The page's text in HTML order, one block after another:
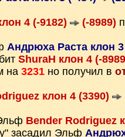
4 (-9182) (-8989)
Андрюха Раста клон
ShuraH клон 4 (-
на 3231 но получил в
клон 4 (3390)
Bender Rodriguez
засадил Эльф